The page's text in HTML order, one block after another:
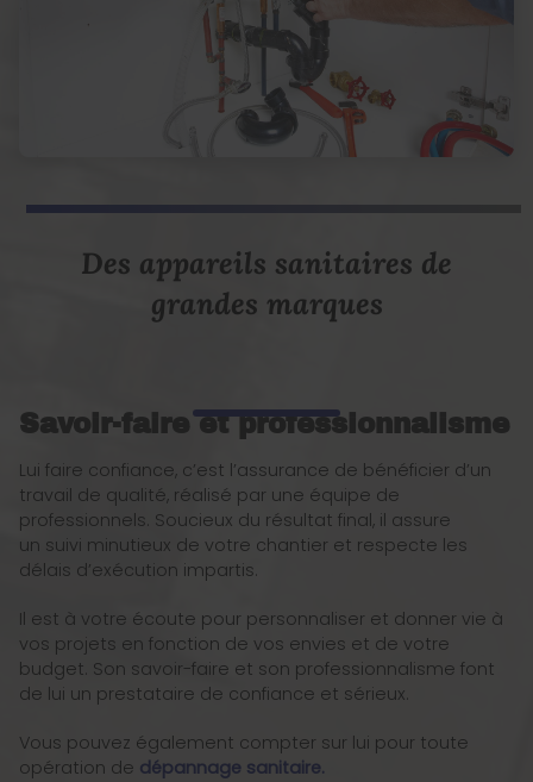
Des appareils sanitaires de
grandes marques
Savoir-faire et professionnalisme
Lui faire confiance, c’est l’assurance de bénéficier d’un
travail de qualité, réalisé par une équipe de
professionnels. Soucieux du résultat final, il assure
un suivi minutieux de votre chantier et respecte les
délais d’exécution impartis.
Il est à votre écoute pour personnaliser et donner vie à
vos projets en fonction de vos envies et de votre
budget. Son savoir-faire et son professionnalisme font
de lui un prestataire de confiance et sérieux.
Vous pouvez également compter sur lui pour toute
opération de dépannage sanitaire.